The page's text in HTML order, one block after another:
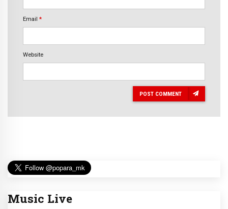
Email *
Website
POST COMMENT
Music Live